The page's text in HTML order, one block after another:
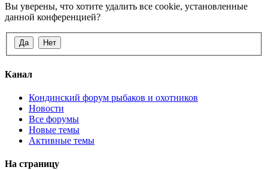
Вы уверены, что хотите удалить все cookie, установленные
данной конференцией?
Канал
Кондинский форум рыбаков и охотников
Новости
Все форумы
Новые темы
Активные темы
На страницу